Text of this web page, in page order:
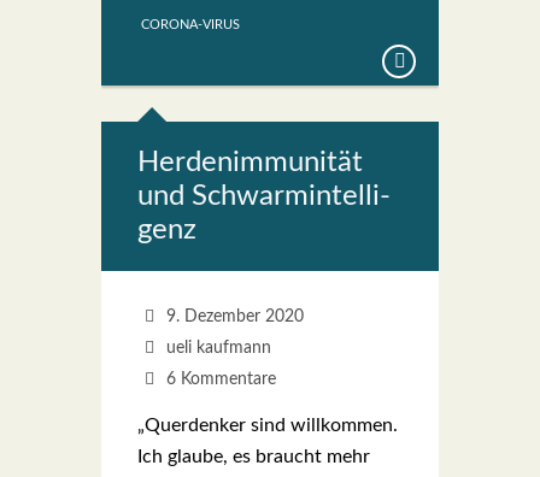
CORONA-VIRUS
Her­den­im­mu­ni­tät
und Schwarm­in­tel­li­
genz
9. Dezember 2020
ueli kaufmann
6 Kommentare
„Quer­den­ker sind will­kom­men.
Ich glau­be, es braucht mehr